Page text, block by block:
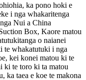
ka pono hoki e
i nga whakaritenga
Nui a China
Box, Kaore matou
o naianei
te whakatutuki i nga
kei konei matou ki te
ki te toro ki ta matou
ka taea e koe te makona